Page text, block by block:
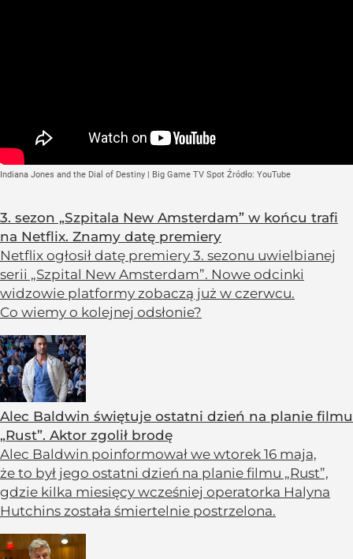
Indiana Jones and the Dial of Destiny | Big Game TV Spot Źródło: YouTube
3. sezon „Szpitala New Amsterdam” w końcu trafi
na Netflix. Znamy datę premiery
Netflix ogłosił datę premiery 3. sezonu uwielbianej
serii „Szpital New Amsterdam”. Nowe odcinki
widzowie platformy zobaczą już w czerwcu.
Co wiemy o kolejnej odsłonie?
Alec Baldwin świętuje ostatni dzień na planie filmu
„Rust”. Aktor zgolił brodę
Alec Baldwin poinformował we wtorek 16 maja,
że to był jego ostatni dzień na planie filmu „Rust”,
gdzie kilka miesięcy wcześniej operatorka Halyna
Hutchins została śmiertelnie postrzelona.